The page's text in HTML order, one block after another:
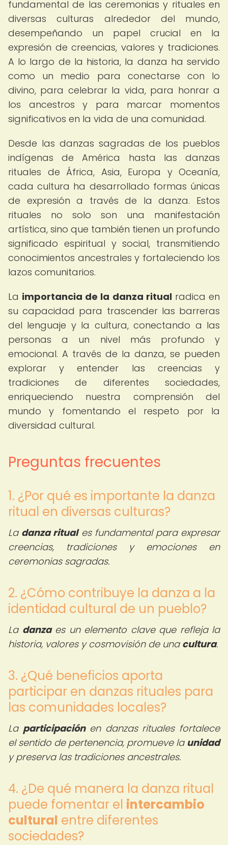
fundamental de las ceremonias y rituales en
diversas culturas alrededor del mundo,
desempeñando un papel crucial en la
expresión de creencias, valores y tradiciones.
A lo largo de la historia, la danza ha servido
como un medio para conectarse con lo
divino, para celebrar la vida, para honrar a
los ancestros y para marcar momentos
significativos en la vida de una comunidad.
Desde las danzas sagradas de los pueblos
indígenas de América hasta las danzas
rituales de África, Asia, Europa y Oceanía,
cada cultura ha desarrollado formas únicas
de expresión a través de la danza. Estos
rituales no solo son una manifestación
artística, sino que también tienen un profundo
significado espiritual y social, transmitiendo
conocimientos ancestrales y fortaleciendo los
lazos comunitarios.
La importancia de la danza ritualradica en
su capacidad para trascender las barreras
del lenguaje y la cultura, conectando a las
personas a un nivel más profundo y
emocional. A través de la danza, se pueden
explorar y entender las creencias y
tradiciones de diferentes sociedades,
enriqueciendo nuestra comprensión del
mundo y fomentando el respeto por la
diversidad cultural.
Preguntas frecuentes
1. ¿Por qué es importante la danza
ritual en diversas culturas?
La danza rituales fundamental para expresar
creencias, tradiciones y emociones en
ceremonias sagradas.
2. ¿Cómo contribuye la danza a la
identidad cultural de un pueblo?
La danzaes un elemento clave que refleja la
historia, valores y cosmovisión de una cultura.
3. ¿Qué beneficios aporta
participar en danzas rituales para
las comunidades locales?
La participaciónen danzas rituales fortalece
el sentido de pertenencia, promueve la unidad
y preserva las tradiciones ancestrales.
4. ¿De qué manera la danza ritual
puede fomentar el intercambio
cultural entre diferentes
sociedades?